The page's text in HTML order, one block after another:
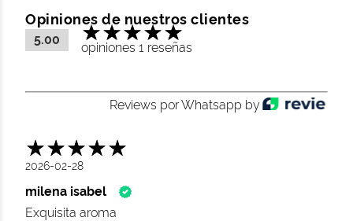
Opiniones de nuestros clientes
5.00
opiniones 1 reseñas
Reviews por Whatsapp by
2026-02-28
milena isabel
Exquisita aroma